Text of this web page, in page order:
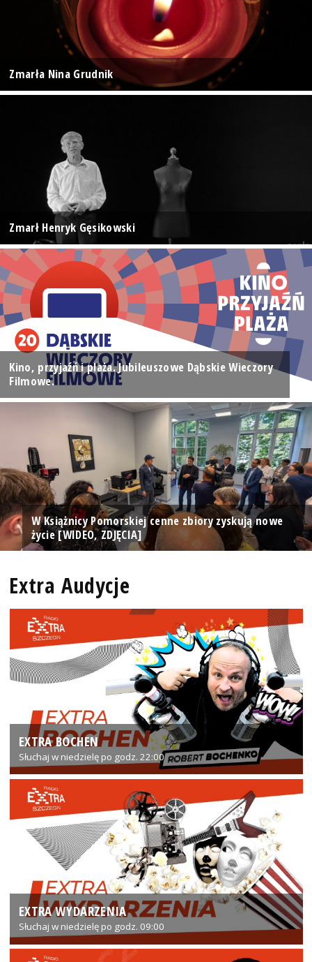
Zmarła Nina Grudnik
Zmarł Henryk Gęsikowski
Kino, przyjaźń i plaża. Jubileuszowe Dąbskie Wieczory
Filmowe.
W Książnicy Pomorskiej cenne zbiory zyskują nowe
życie [WIDEO, ZDJĘCIA]
Extra Audycje
EXTRA BOCHEN
Słuchaj w niedzielę po godz. 22:00
EXTRA WYDARZENIA
Słuchaj w niedzielę po godz. 09:00